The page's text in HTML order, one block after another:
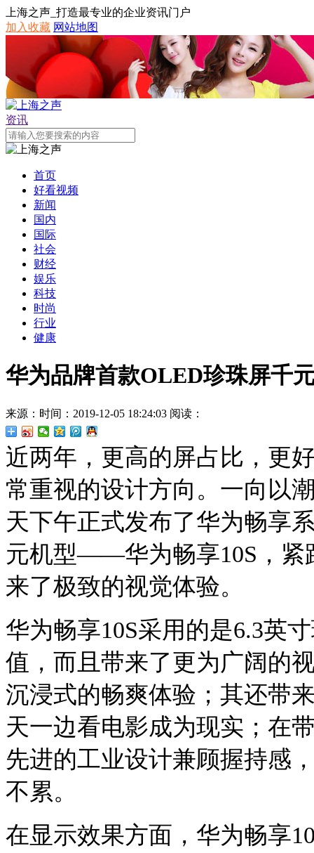
上海之声_打造最专业的企业资讯门户
加入收藏 网站地图
资讯
首页
好看视频
新闻
国内
国际
社会
财经
娱乐
科技
时尚
行业
健康
华为品牌首款OLED珍珠屏千
来源： 时间：2019-12-05 18:24:03 阅读：
近两年，更高的屏占比，更
常重视的设计方向。一向以
天下午正式发布了华为畅享
元机型——华为畅享10S，紧
来了极致的视觉体验。
华为畅享10S采用的是6.3英
值，而且带来了更为广阔的
沉浸式的畅爽体验；其还带
天一边看电影成为现实；在
先进的工业设计兼顾握持感
不累。
在显示效果方面，华为畅享